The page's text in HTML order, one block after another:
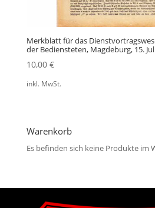
Merkblatt für das
der Bediensteten, Magdeburg, 15.
10,00 €
inkl. MwSt.
Warenkorb
Es befinden sich keine Produkte im